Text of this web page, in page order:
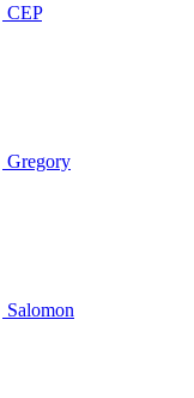
CEP
Gregory
Salomon